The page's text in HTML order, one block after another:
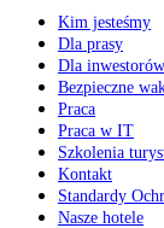
Kim jesteśmy
Dla prasy
Dla inwestorów
Bezpieczne
Praca
Praca w IT
Szkolenia
Kontakt
Standardy
Nasze hotele